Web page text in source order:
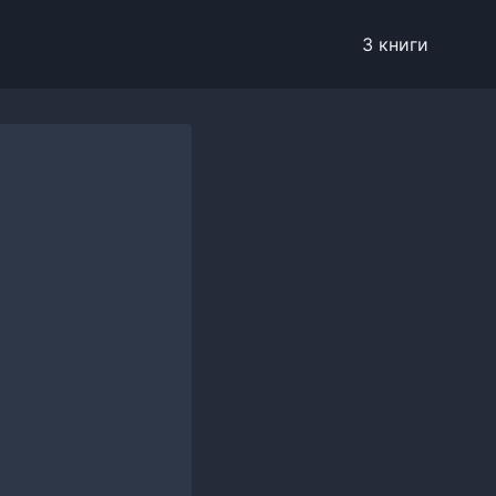
3 книги